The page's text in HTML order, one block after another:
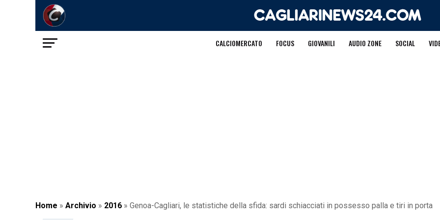
CALCIOMERCATO FOCUS GIOVANILI AUDIO ZONE SOCIAL
Home » Archivio » 2016 » Genoa-Cagliari, le statistiche della sfida: sardi schiacciati in possesso palla e tiri in porta